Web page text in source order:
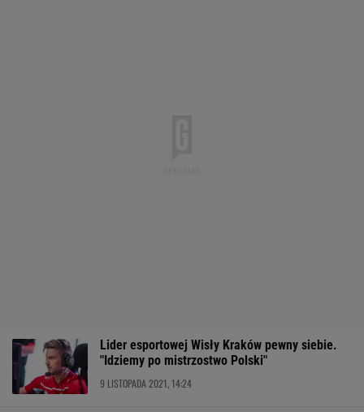
Lider esportowej Wisły Kraków pewny siebie.
"Idziemy po mistrzostwo Polski"
9 LISTOPADA 2021, 14:24